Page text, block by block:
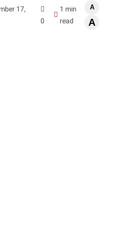
17,
0
1 min
read
A
A